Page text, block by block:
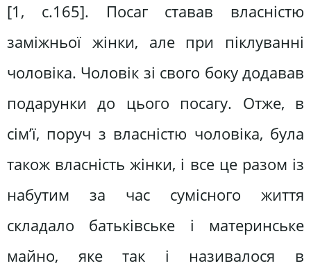
[1, с.165]. Посаг ставав власністю
заміжньої жінки, але при піклуванні
чоловіка. Чоловік зі свого боку додавав
подарунки до цього посагу. Отже, в
сім’ї, поруч з власністю чоловіка, була
також власність жінки, і все це разом із
набутим за час сумісного життя
складало батьківське і материнське
майно, яке так і називалося в